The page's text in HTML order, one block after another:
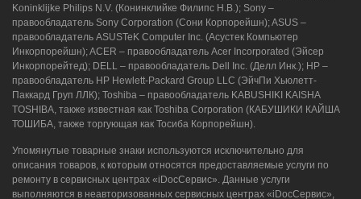
Koninklijke Philips N.V. (Конинклийке Филипс Н.В.); Sony –
правообладатель Sony Corporation (Сони Корпорейшн); ASUS –
правообладатель ASUSTeK Computer Inc. (Асустек Компьютер
Инкорпорейшн); ACER – правообладатель Acer Incorporated (Эйсер
Инкорпорейтед); DELL – правообладатель Dell Inc. (Делл Инк.); HP –
правообладатель HP Hewlett-Packard Group LLC (ЭйчПи Хьюлетт-
Паккард Груп ЛЛК); Toshiba – правообладатель KABUSHIKI KAISHA
TOSHIBA, также известная как Toshiba Corporation (КАБУШИКИ КАЙША
ТОШИБА, также торгующая как Тосиба Корпорейшн).
Упомянутые товарные знаки используются исключительно для
описания товаров, к которым относятся предоставляемые услуги по
ремонту в сервисных центрах «iDocСервис». Данные услуги
выполняются в неавторизованных сервисных центрах «iDocСервис»,